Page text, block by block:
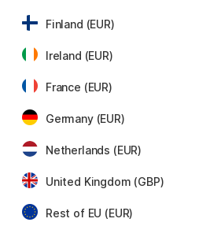
FABER-CASTELL
Finland (EUR)
Ireland (EUR)
France (EUR)
Germany (EUR)
Netherlands (EUR)
United Kingdom (GBP)
Rest of EU (EUR)